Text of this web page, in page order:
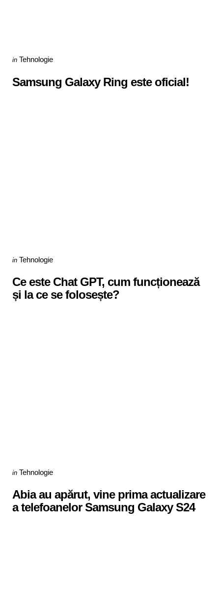
Categories
Posted
in Tehnologie
Samsung Galaxy Ring este oficial!
Categories
Posted
in Tehnologie
Ce este Chat GPT, cum funcționează
și la ce se folosește?
Categories
Posted
in Tehnologie
Abia au apărut, vine prima actualizare
a telefoanelor Samsung Galaxy S24